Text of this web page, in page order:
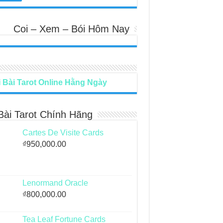
Coi – Xem – Bói Hôm Nay
Bài Tarot Online Hằng Ngày
Tarot Chính Hãng
Cartes De Visite Cards
₫950,000.00
Lenormand Oracle
₫800,000.00
Tea Leaf Fortune Cards